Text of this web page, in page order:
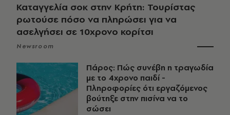
Καταγγελία σοκ στην Κρήτη: Τουρίστας
ρωτούσε πόσο να πληρώσει για να
ασελγήσει σε 10χρονο κορίτσι
Newsroom
Πάρος: Πώς συνέβη η τραγωδία
με το 4χρονο παιδί -
Πληροφορίες ότι εργαζόμενος
βούτηξε στην πισίνα να το
σώσει